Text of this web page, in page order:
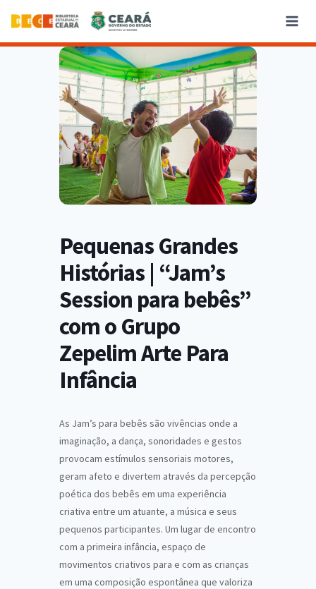
Pequenas Grandes
Histórias | “Jam’s
Session para bebês”
com o Grupo
Zepelim Arte Para
Infância
As Jam’s para bebês são vivências onde a
imaginação, a dança, sonoridades e gestos
provocam estímulos sensoriais motores,
geram afeto e divertem através da percepção
poética dos bebês em uma experiência
criativa entre um atuante, a música e seus
pequenos participantes. Um lugar de encontro
com a primeira infância, espaço de
movimentos criativos para e com as crianças
em uma composição espontânea que valoriza